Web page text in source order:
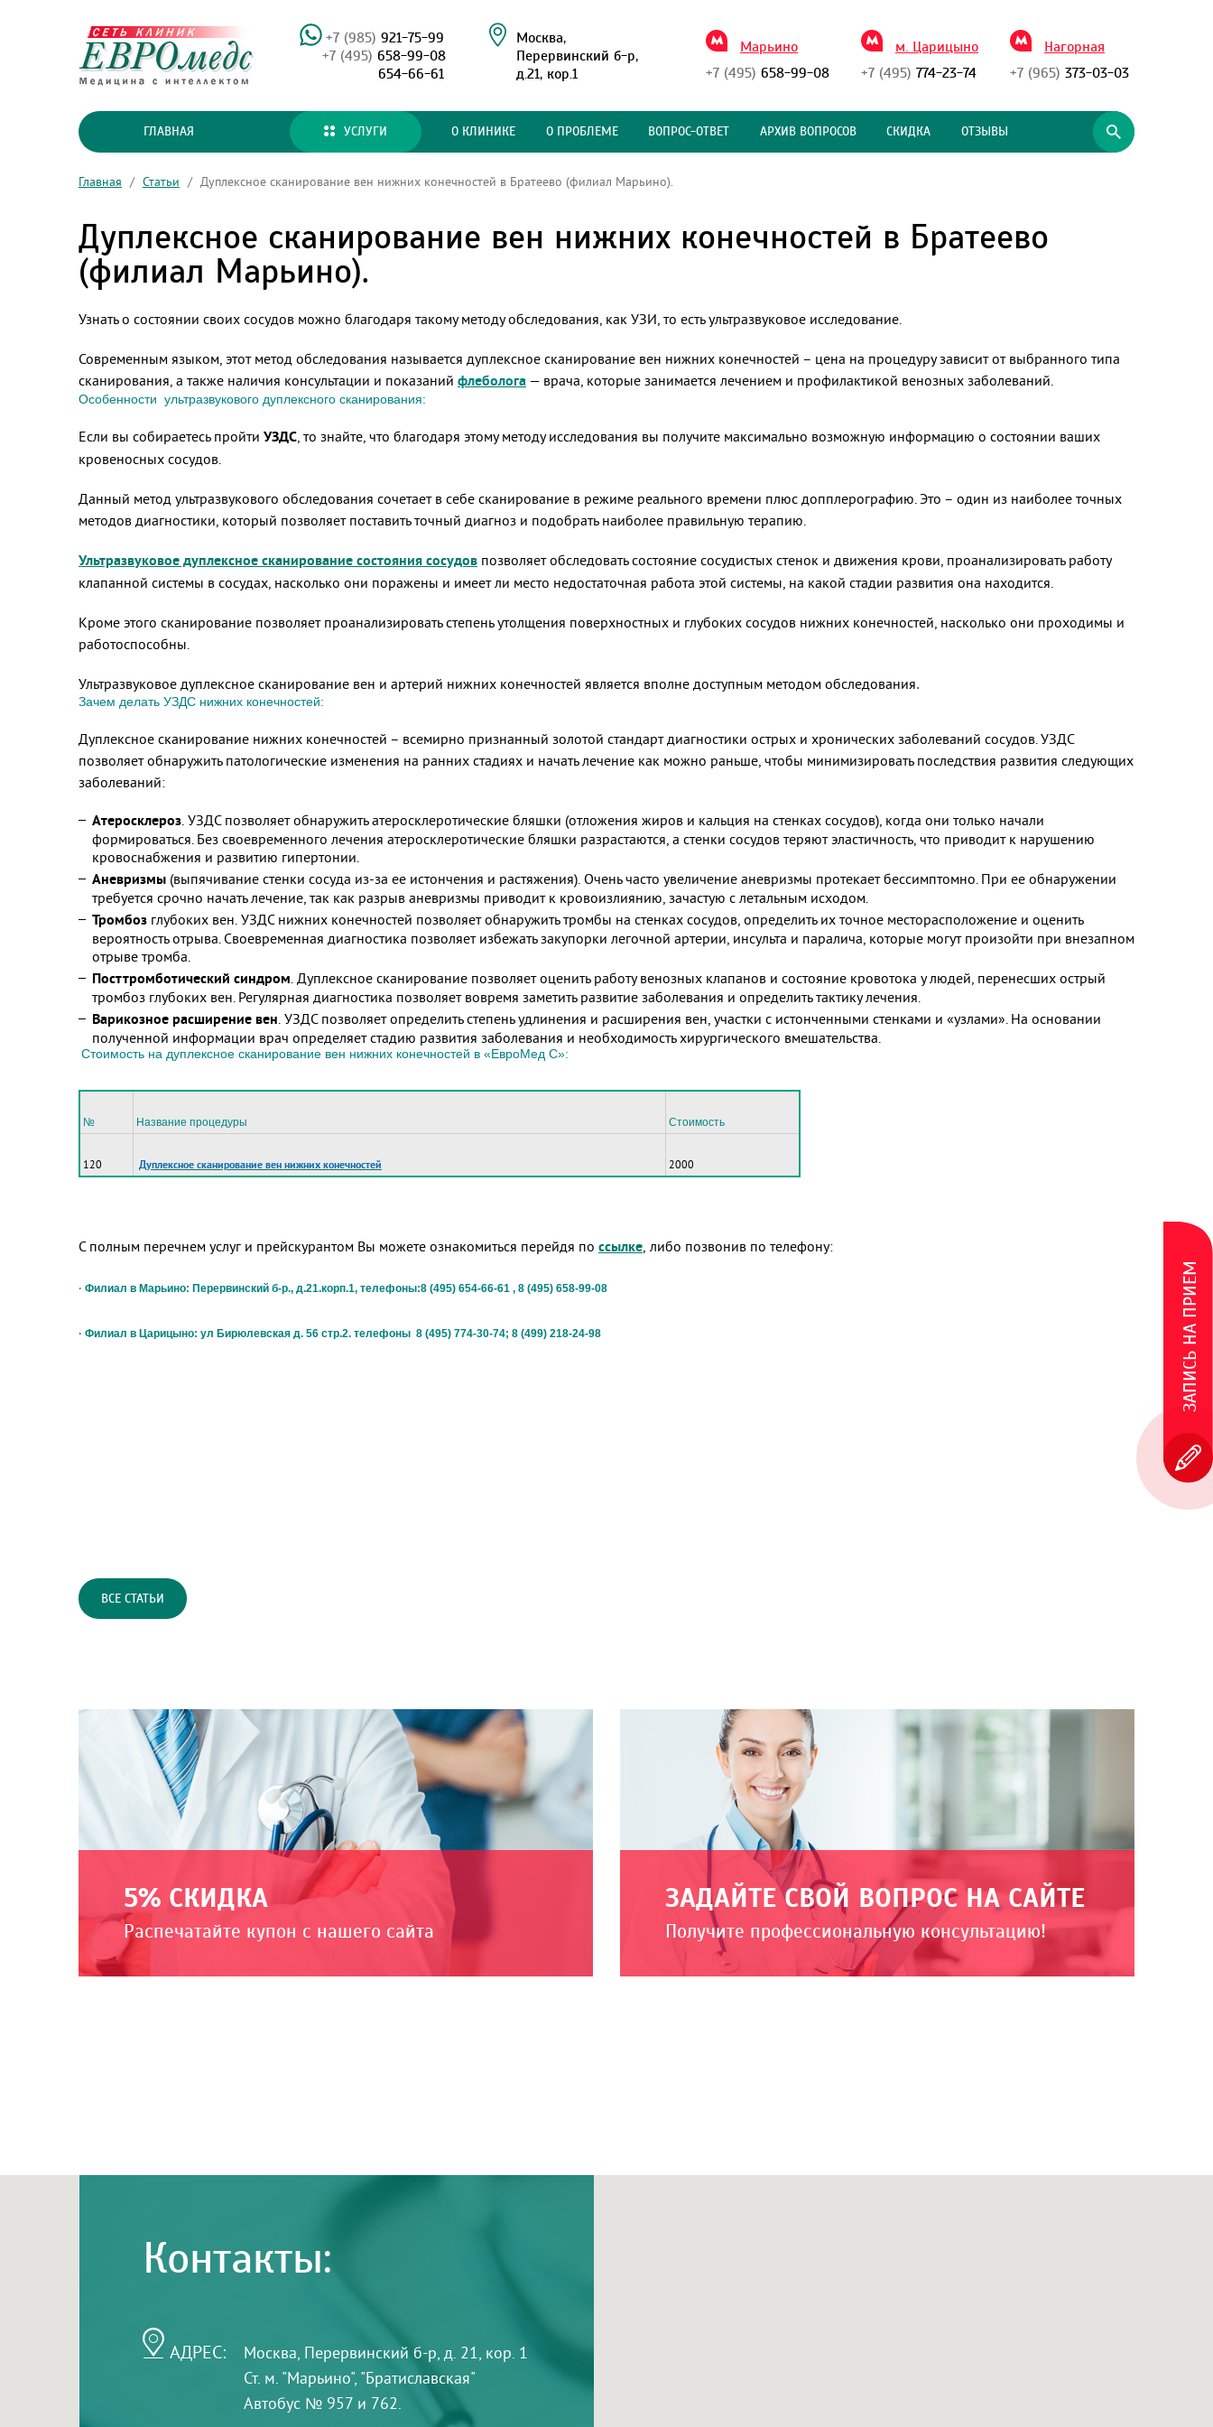
+7 (985) 921-75-99
+7 (495) 658-99-08
654-66-61
Москва,
Перервинский б-р,
д.21, кор.1
Марьино
+7 (495) 658-99-08
м. Царицыно
+7 (495) 774-23-74
Нагорная
+7 (965) 373-03-03
ГЛАВНАЯ УСЛУГИ О КЛИНИКЕ О ПРОБЛЕМЕ ВОПРОС-ОТВЕТ АРХИВ ВОПРОСОВ СКИДКА ОТЗЫВЫ
Главная / Статьи / Дуплексное сканирование вен нижних конечностей в Братеево (филиал Марьино).
Дуплексное сканирование вен нижних конечностей в Братеево
(филиал Марьино).
Узнать о состоянии своих сосудов можно благодаря такому методу обследования, как УЗИ, то есть ультразвуковое исследование.
Современным языком, этот метод обследования называется дуплексное сканирование вен нижних конечностей – цена на процедуру зависит от выбранного типа
сканирования, а также наличия консультации и показаний флеболога — врача, которые занимается лечением и профилактикой венозных заболеваний.
Особенности ультразвукового дуплексного сканирования:
Если вы собираетесь пройти УЗДС, то знайте, что благодаря этому методу исследования вы получите максимально возможную информацию о состоянии ваших
кровеносных сосудов.
Данный метод ультразвукового обследования сочетает в себе сканирование в режиме реального времени плюс допплерографию. Это – один из наиболее точных
методов диагностики, который позволяет поставить точный диагноз и подобрать наиболее правильную терапию.
Ультразвуковое дуплексное сканирование состояния сосудов позволяет обследовать состояние сосудистых стенок и движения крови, проанализировать работу
клапанной системы в сосудах, насколько они поражены и имеет ли место недостаточная работа этой системы, на какой стадии развития она находится.
Кроме этого сканирование позволяет проанализировать степень утолщения поверхностных и глубоких сосудов нижних конечностей, насколько они проходимы и
работоспособны.
Ультразвуковое дуплексное сканирование вен и артерий нижних конечностей является вполне доступным методом обследования.
Зачем делать УЗДС нижних конечностей:
Дуплексное сканирование нижних конечностей – всемирно признанный золотой стандарт диагностики острых и хронических заболеваний сосудов. УЗДС
позволяет обнаружить патологические изменения на ранних стадиях и начать лечение как можно раньше, чтобы минимизировать последствия развития следующих
заболеваний:
Атеросклероз. УЗДС позволяет обнаружить атеросклеротические бляшки (отложения жиров и кальция на стенках сосудов), когда они только начали
формироваться. Без своевременного лечения атеросклеротические бляшки разрастаются, а стенки сосудов теряют эластичность, что приводит к нарушению
кровоснабжения и развитию гипертонии.
Аневризмы (выпячивание стенки сосуда из-за ее истончения и растяжения). Очень часто увеличение аневризмы протекает бессимптомно. При ее обнаружении
требуется срочно начать лечение, так как разрыв аневризмы приводит к кровоизлиянию, зачастую с летальным исходом.
Тромбоз глубоких вен. УЗДС нижних конечностей позволяет обнаружить тромбы на стенках сосудов, определить их точное месторасположение и оценить
вероятность отрыва. Своевременная диагностика позволяет избежать закупорки легочной артерии, инсульта и паралича, которые могут произойти при внезапном
отрыве тромба.
Посттромботический синдром. Дуплексное сканирование позволяет оценить работу венозных клапанов и состояние кровотока у людей, перенесших острый
тромбоз глубоких вен. Регулярная диагностика позволяет вовремя заметить развитие заболевания и определить тактику лечения.
Варикозное расширение вен. УЗДС позволяет определить степень удлинения и расширения вен, участки с истонченными стенками и «узлами». На основании
полученной информации врач определяет стадию развития заболевания и необходимость хирургического вмешательства.
Стоимость на дуплексное сканирование вен нижних конечностей в «ЕвроМед С»:
№ Название процедуры Стоимость
120 Дуплексное сканирование вен нижних конечностей 2000
С полным перечнем услуг и прейскурантом Вы можете ознакомиться перейдя по ссылке, либо позвонив по телефону:
· Филиал в Марьино: Перервинский б-р., д.21.корп.1, телефоны:8 (495) 654-66-61 , 8 (495) 658-99-08
· Филиал в Царицыно: ул Бирюлевская д. 56 стр.2. телефоны 8 (495) 774-30-74; 8 (499) 218-24-98
ВСЕ СТАТЬИ
5% СКИДКА
Распечатайте купон с нашего сайта
ЗАДАЙТЕ СВОЙ ВОПРОС НА САЙТЕ
Получите профессиональную консультацию!
Контакты:
АДРЕС:
Москва, Перервинский б-р, д. 21, кор. 1
Ст. м. "Марьино", "Братиславская"
Автобус № 957 и 762.
ЗАПИСЬ НА ПРИЕМ